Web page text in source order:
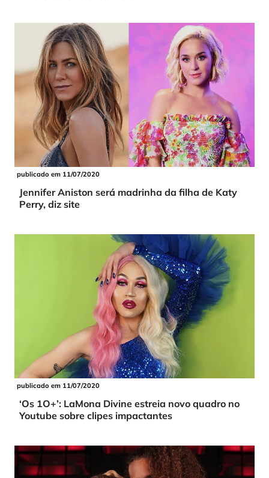
publicado em 11/07/2020
Jennifer Aniston será madrinha da filha de Katy
Perry, diz site
publicado em 11/07/2020
‘Os 1O+’: LaMona Divine estreia novo quadro no
Youtube sobre clipes impactantes